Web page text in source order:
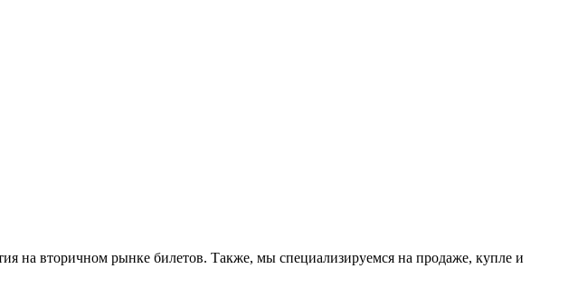
на вторичном рынке билетов. Также, мы специализируемся на продаже, купле и